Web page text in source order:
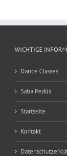
WICHTIGE
Dance Classes
Saba Pedük
Startseite
Kontakt